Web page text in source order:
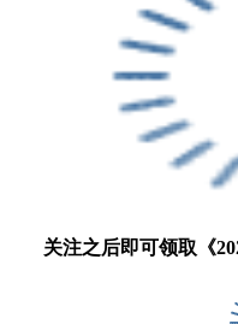
关注之后即可领取《